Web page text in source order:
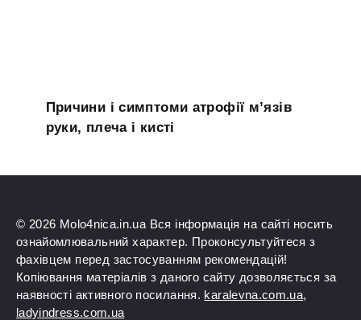
Причини і симптоми атрофії м’язів
руки, плеча і кисті
© 2026 Molo4nica.in.ua Вся інформація на сайті носить
ознайомлювальний характер. Проконсультуйтеся з
фахівцем перед застосуванням рекомендацій!
Копіювання матеріалів з даного сайту дозволяється за
наявності активного посилання. karalevna.com.ua,
ladyindress.com.ua